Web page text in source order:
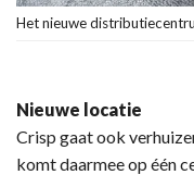
Het nieuwe
Nieuwe locatie
Crisp gaat ook
komt daarmee op één